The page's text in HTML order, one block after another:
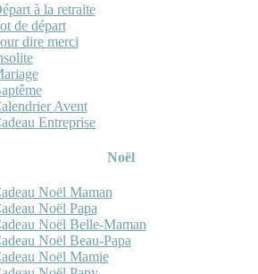
à la retraite
de départ
dire merci
Avent
Entreprise
Noël
Noël Maman
Noël Papa
Noël Belle-Maman
Noël Beau-Papa
Noël Mamie